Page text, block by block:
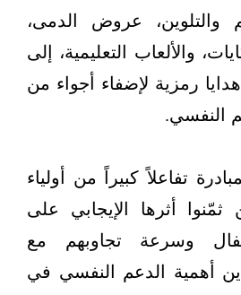
عروض الدمى،
والألعاب التعليمية، إلى
رمزية لإضفاء أجواء من
النفسي.
تفاعلاً كبيراً من أولياء
ثمّنوا أثرها الإيجابي على
وسرعة تجاوبهم مع
أهمية الدعم النفسي في